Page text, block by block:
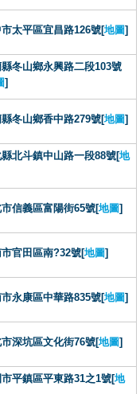
市太平區宜昌路126號[地圖]
冬山鄉永興路二段103號
]
冬山鄉香中路279號[地圖]
北斗鎮中山路一段88號[地
市信義區富陽街65號[地圖]
市官田區南?32號[地圖]
市永康區中華路835號[地圖]
深坑區文化街76號[地圖]
平鎮區平東路31之1號[地